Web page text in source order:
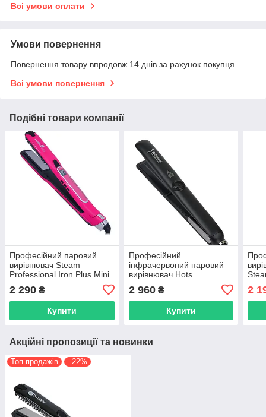
Всі умови оплати
Умови повернення
Повернення товару впродовж 14 днів за рахунок покупця
Всі умови повернення
Подібні товари компанії
Професійний паровий
вирівнювач Steam
Professional Iron Plus Mini
2 290 ₴
Купити
Професійний
інфрачервоний паровий
вирівнювач Hots
Infrared Black (HP-
S089BK)
2 960₴
Купити
2
Акційні пропозиції та новинки
Топ продажів –22%